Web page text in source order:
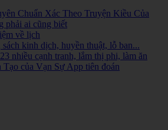
Chuẩn Xác Theo Truyện Kiều Của
phải ai cũng biết
về lịch
kinh dịch, huyền thuật, lỗ ban...
nhiều cạnh tranh, lắm thị phi, làm ăn
Tạo của Vạn Sự App tiên đoán